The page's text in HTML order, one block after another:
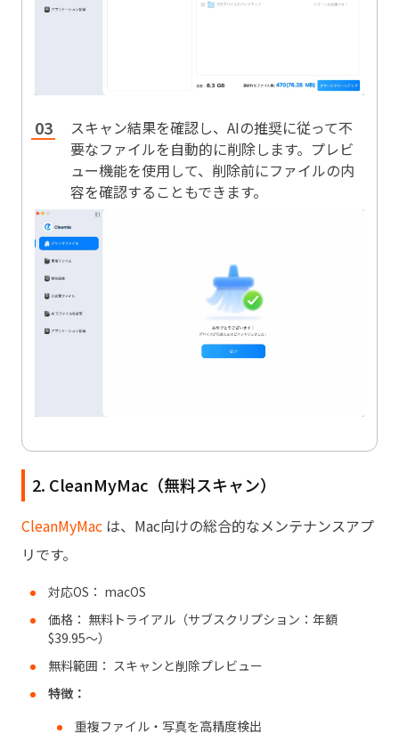
スキャン結果を確認し、AIの推奨に従って不
要なファイルを自動的に削除します。プレビ
ュー機能を使用して、削除前にファイルの内
容を確認することもできます。
2. CleanMyMac（無料スキャン）
CleanMyMac は、Mac向けの総合的なメンテナンスアプ
リです。
対応OS： macOS
価格： 無料トライアル（サブスクリプション：年額
$39.95〜）
無料範囲： スキャンと削除プレビュー
特徴：
重複ファイル・写真を高精度検出